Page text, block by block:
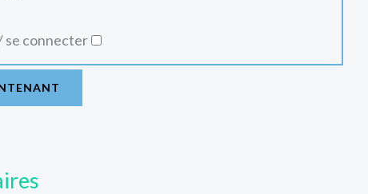
se connecter